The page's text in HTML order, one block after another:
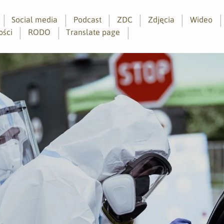
Social media Podcast ZDC Zdjęcia Wideo
RODO Translate page